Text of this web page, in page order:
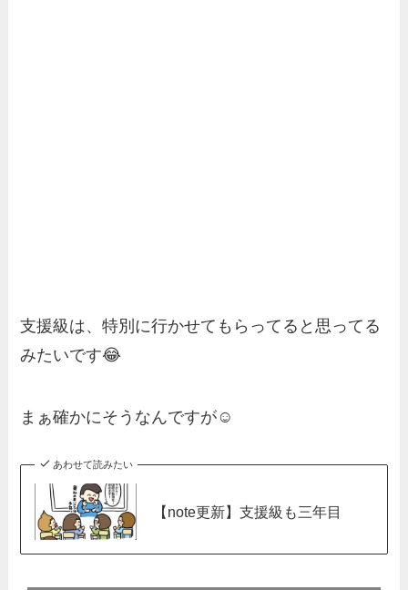
支援級は、特別に行かせてもらってると思ってる
みたいです😂
まぁ確かにそうなんですが☺️
あわせて読みたい
【note更新】支援級も三年目